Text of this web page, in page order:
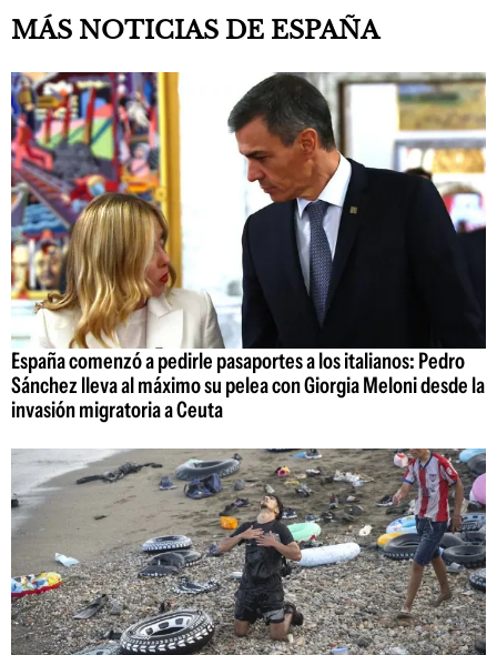
MÁS NOTICIAS DE ESPAÑA
España comenzó a pedirle pasaportes a los italianos: Pedro
Sánchez lleva al máximo su pelea con Giorgia Meloni desde la
invasión migratoria a Ceuta